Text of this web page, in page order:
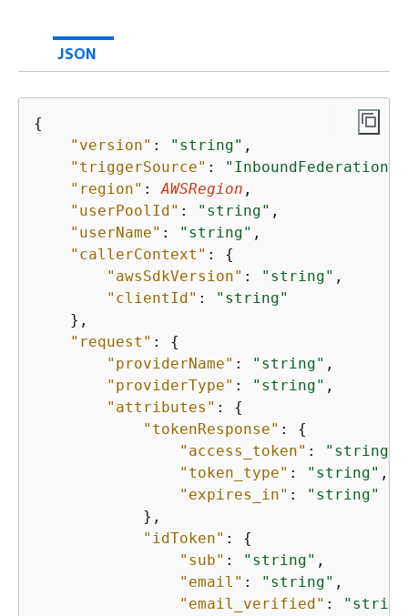
JSON
{
"version" : "string" ,
"triggerSource" :
"region" : AWSRegion ,
"userPoolId" : "string" ,
"userName" : "string" ,
"callerContext" : {
"awsSdkVersion" : "string" ,
"clientId" :
"string"
    },
"request" : {
"providerName" : "string" ,
"providerType" : "string" ,
"attributes" : {
"tokenResponse" : {
"access_token" : "string"
"token_type" : "string" ,
"expires_in" :
"string"
            },
"idToken" : {
"sub" : "string" ,
"email" : "string" ,
"email_verified" :